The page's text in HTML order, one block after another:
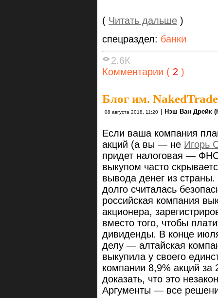
( Читать дальше )
спецраздел: банки
2.6К
Комментарии ( 2 )
Блог им.
08 августа 2018, 11:20 Нэш Ван Дрейк
Если ваша компания
акций (а вы — не Игорь
придет налоговая —
выкупом часто
вывода денег из
долго считалась
российская компания
акционера,
вместо того, чтобы
дивиденды. В конце
делу — алтайская
выкупила у своего
компании 8,9% акций за
доказать, что это
Аргументы — все